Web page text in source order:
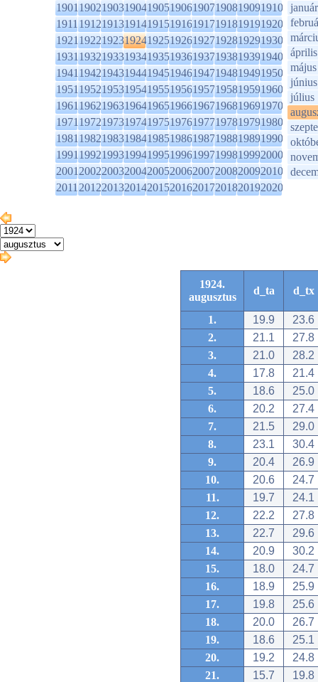
1901190219031904190519061907190819091910
1911191219131914191519161917191819191920
1921192219231924192519261927192819291930
1931193219331934193519361937193819391940
1941194219431944194519461947194819491950
1951195219531954195519561957195819591960
1961196219631964196519661967196819691970
1971197219731974197519761977197819791980
1981198219831984198519861987198819891990
1991199219931994199519961997199819992000
2001200220032004200520062007200820092010
2011201220132014201520162017201820192020
január
április
május
június
július
1924.
augusztus
d_ta d_tx
1. 19.9
23.6
2.
21.1
27.8
3.
21.0
28.2
4.
17.8
21.4
5.
18.6
25.0
6.
20.2
27.4
7.
21.5
29.0
8.
23.1
30.4
9.
20.4
26.9
10.
20.6
24.7
11.
19.7
24.1
12.
22.2
27.8
13.
22.7
29.6
14.
20.9
30.2
15.
18.0
24.7
16.
18.9
25.9
17.
19.8
25.6
18.
20.0
26.7
19.
18.6
25.1
20.
19.2
24.8
21.
15.7
19.8